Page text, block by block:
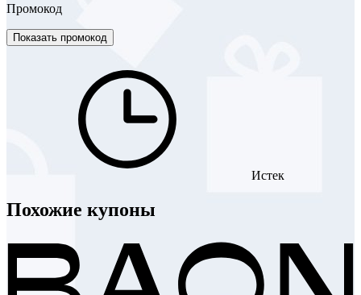
Промокод
Показать промокод
Истек
Похожие купоны